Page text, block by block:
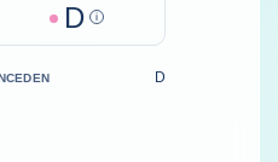
D Help
D